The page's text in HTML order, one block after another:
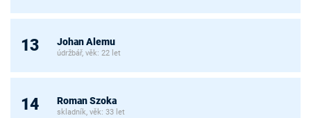
13 Johan Alemu
údržbář, věk: 22 let
14 Roman Szoka
skladník, věk: 33 let